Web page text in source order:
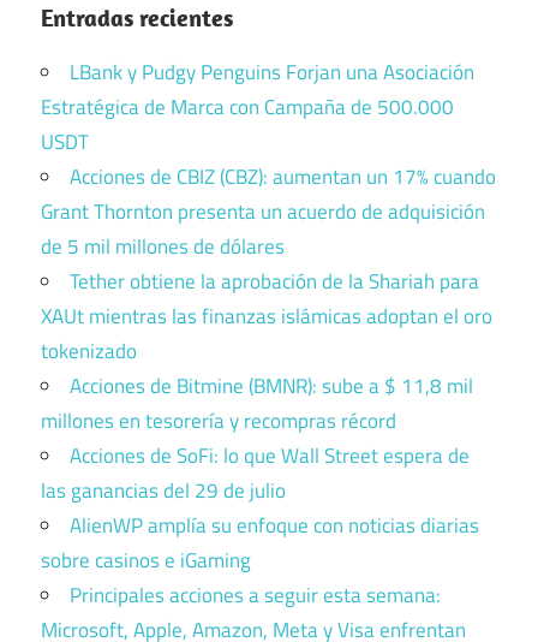
Entradas recientes
LBank y Pudgy Penguins Forjan una Asociación
Estratégica de Marca con Campaña de 500.000
USDT
Acciones de CBIZ (CBZ): aumentan un 17% cuando
Grant Thornton presenta un acuerdo de adquisición
de 5 mil millones de dólares
Tether obtiene la aprobación de la Shariah para
XAUt mientras las finanzas islámicas adoptan el oro
tokenizado
Acciones de Bitmine (BMNR): sube a $ 11,8 mil
millones en tesorería y recompras récord
Acciones de SoFi: lo que Wall Street espera de
las ganancias del 29 de julio
AlienWP amplía su enfoque con noticias diarias
sobre casinos e iGaming
Principales acciones a seguir esta semana:
Microsoft, Apple, Amazon, Meta y Visa enfrentan